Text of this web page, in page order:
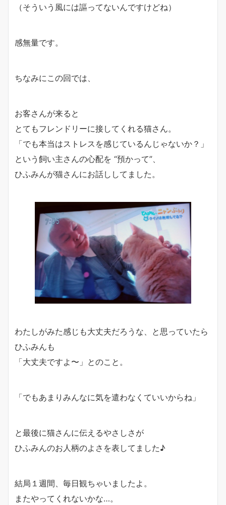
（そういう風には謳ってないんですけどね）
感無量です。
ちなみにこの回では、
お客さんが来ると
とてもフレンドリーに接してくれる猫さん。
「でも本当はストレスを感じているんじゃないか？」
という飼い主さんの心配を “預かって”、
ひふみんが猫さんにお話ししてました。
わたしがみた感じも大丈夫だろうな、と思っていたら
ひふみんも
「大丈夫ですよ〜」とのこと。
「でもあまりみんなに気を遣わなくていいからね」
と最後に猫さんに伝えるやさしさが
ひふみんのお人柄のよさを表してました♪
結局１週間、毎日観ちゃいましたよ。
またやってくれないかな…。